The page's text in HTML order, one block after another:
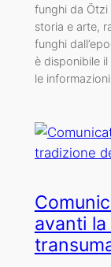
funghi da Ötzi
storia e arte,
funghi
è disponibile
le
avanti